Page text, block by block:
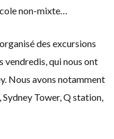
non-mixte…
des excursions
vendredis, qui nous ont
Nous avons notamment
Tower, Q station,